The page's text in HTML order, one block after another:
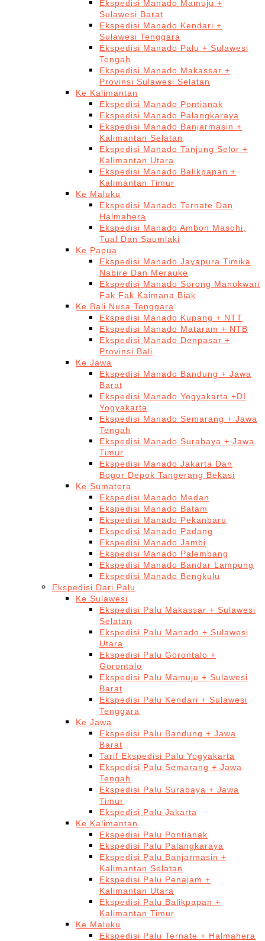
Ekspedisi Manado Mamuju +
Sulawesi Barat
Ekspedisi Manado Kendari +
Sulawesi Tenggara
Ekspedisi Manado Palu + Sulawesi
Tengah
Ekspedisi Manado Makassar +
Provinsi Sulawesi Selatan
Ke Kalimantan
Ekspedisi Manado Pontianak
Ekspedisi Manado Palangkaraya
Ekspedisi Manado Banjarmasin +
Kalimantan Selatan
Ekspedisi Manado Tanjung Selor +
Kalimantan Utara
Ekspedisi Manado Balikpapan +
Kalimantan Timur
Ke Maluku
Ekspedisi Manado Ternate Dan
Halmahera
Ekspedisi Manado Ambon Masohi,
Tual Dan Saumlaki
Ke Papua
Ekspedisi Manado Jayapura Timika
Nabire Dan Merauke
Ekspedisi Manado Sorong Manokwari
Fak Fak Kaimana Biak
Ke Bali Nusa Tenggara
Ekspedisi Manado Kupang + NTT
Ekspedisi Manado Mataram + NTB
Ekspedisi Manado Denpasar +
Provinsi Bali
Ke Jawa
Ekspedisi Manado Bandung + Jawa
Barat
Ekspedisi Manado Yogyakarta +DI
Yogyakarta
Ekspedisi Manado Semarang + Jawa
Tengah
Ekspedisi Manado Surabaya + Jawa
Timur
Ekspedisi Manado Jakarta Dan
Bogor Depok Tangerang Bekasi
Ke Sumatera
Ekspedisi Manado Medan
Ekspedisi Manado Batam
Ekspedisi Manado Pekanbaru
Ekspedisi Manado Padang
Ekspedisi Manado Jambi
Ekspedisi Manado Palembang
Ekspedisi Manado Bandar Lampung
Ekspedisi Manado Bengkulu
Ekspedisi Dari Palu
Ke Sulawesi
Ekspedisi Palu Makassar + Sulawesi
Selatan
Ekspedisi Palu Manado + Sulawesi
Utara
Ekspedisi Palu Gorontalo +
Gorontalo
Ekspedisi Palu Mamuju + Sulawesi
Barat
Ekspedisi Palu Kendari + Sulawesi
Tenggara
Ke Jawa
Ekspedisi Palu Bandung + Jawa
Barat
Tarif Ekspedisi Palu Yogyakarta
Ekspedisi Palu Semarang + Jawa
Tengah
Ekspedisi Palu Surabaya + Jawa
Timur
Ekspedisi Palu Jakarta
Ke Kalimantan
Ekspedisi Palu Pontianak
Ekspedisi Palu Palangkaraya
Ekspedisi Palu Banjarmasin +
Kalimantan Selatan
Ekspedisi Palu Penajam +
Kalimantan Utara
Ekspedisi Palu Balikpapan +
Kalimantan Timur
Ke Maluku
Ekspedisi Palu Ternate + Halmahera